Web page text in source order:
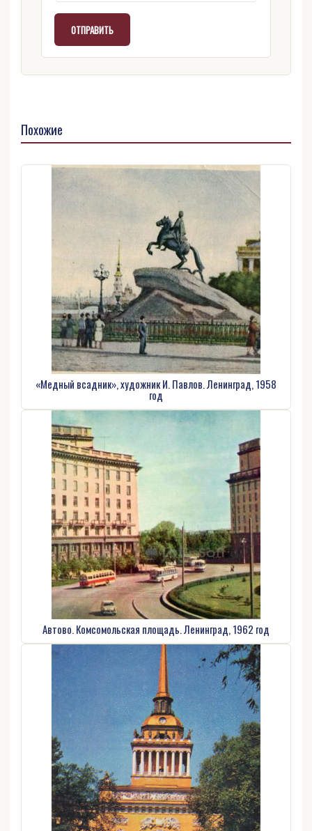
Похожие
«Медный всадник», художник И. Павлов. Ленинград, 1958
год
Автово. Комсомольская площадь. Ленинград, 1962 год